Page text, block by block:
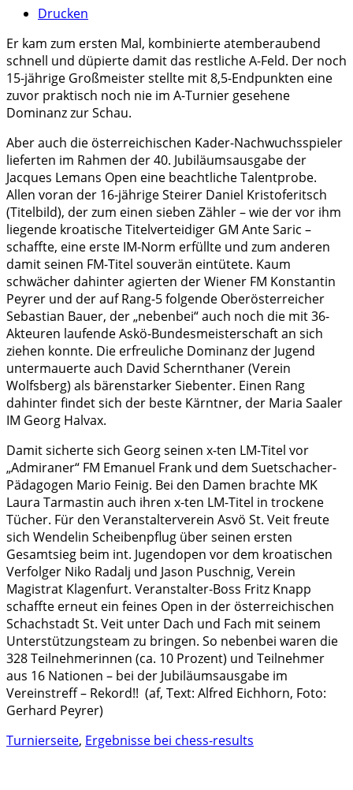
Drucken
Er kam zum ersten Mal, kombinierte atemberaubend
schnell und düpierte damit das restliche A-Feld. Der noch
15-jährige Großmeister stellte mit 8,5-Endpunkten eine
zuvor praktisch noch nie im A-Turnier gesehene
Dominanz zur Schau.
Aber auch die österreichischen Kader-Nachwuchsspieler
lieferten im Rahmen der 40. Jubiläumsausgabe der
Jacques Lemans Open eine beachtliche Talentprobe.
Allen voran der 16-jährige Steirer Daniel Kristoferitsch
(Titelbild), der zum einen sieben Zähler – wie der vor ihm
liegende kroatische Titelverteidiger GM Ante Saric –
schaffte, eine erste IM-Norm erfüllte und zum anderen
damit seinen FM-Titel souverän eintütete. Kaum
schwächer dahinter agierten der Wiener FM Konstantin
Peyrer und der auf Rang-5 folgende Oberösterreicher
Sebastian Bauer, der „nebenbei“ auch noch die mit 36-
Akteuren laufende Askö-Bundesmeisterschaft an sich
ziehen konnte. Die erfreuliche Dominanz der Jugend
untermauerte auch David Schernthaner (Verein
Wolfsberg) als bärenstarker Siebenter. Einen Rang
dahinter findet sich der beste Kärntner, der Maria Saaler
IM Georg Halvax.
Damit sicherte sich Georg seinen x-ten LM-Titel vor
„Admiraner“ FM Emanuel Frank und dem Suetschacher-
Pädagogen Mario Feinig. Bei den Damen brachte MK
Laura Tarmastin auch ihren x-ten LM-Titel in trockene
Tücher. Für den Veranstalterverein Asvö St. Veit freute
sich Wendelin Scheibenpflug über seinen ersten
Gesamtsieg beim int. Jugendopen vor dem kroatischen
Verfolger Niko Radalj und Jason Puschnig, Verein
Magistrat Klagenfurt. Veranstalter-Boss Fritz Knapp
schaffte erneut ein feines Open in der österreichischen
Schachstadt St. Veit unter Dach und Fach mit seinem
Unterstützungsteam zu bringen. So nebenbei waren die
328 Teilnehmerinnen (ca. 10 Prozent) und Teilnehmer
aus 16 Nationen – bei der Jubiläumsausgabe im
Vereinstreff – Rekord!! (af, Text: Alfred Eichhorn, Foto:
Gerhard Peyrer)
Turnierseite, Ergebnisse bei chess-results